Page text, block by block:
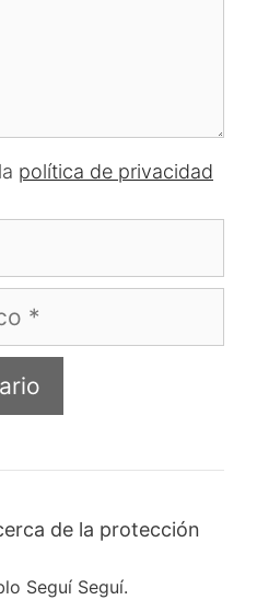
política de privacidad
de la protección
Seguí Seguí.